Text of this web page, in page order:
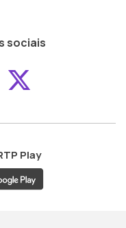
sociais
ao ao
Play